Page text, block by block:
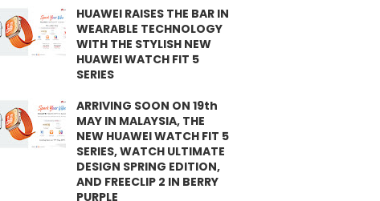
HUAWEI RAISES THE BAR IN
WEARABLE TECHNOLOGY
WITH THE STYLISH NEW
HUAWEI WATCH FIT 5
SERIES
ARRIVING SOON ON 19th
MAY IN MALAYSIA, THE
NEW HUAWEI WATCH FIT 5
SERIES, WATCH ULTIMATE
DESIGN SPRING EDITION,
AND FREECLIP 2 IN BERRY
PURPLE